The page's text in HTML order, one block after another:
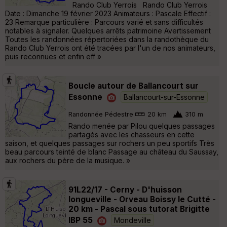
Rando Club Yerrois Rando Club Yerrois
Date : Dimanche 19 février 2023 Animateurs : Pascale Effectif :
23 Remarque particulière : Parcours varié et sans difficultés
notables à signaler. Quelques arrêts patrimoine Avertissement
Toutes les randonnées répertoriées dans la randothèque du
Rando Club Yerrois ont été tracées par l'un de nos animateurs,
puis reconnues et enfin eff »
Boucle autour de Ballancourt sur
Essonne
Ballancourt-sur-Essonne
Randonnée Pédestre 20 km 310 m
Rando menée par Pilou quelques passages
partagés avec les chasseurs en cette
saison, et quelques passages sur rochers un peu sportifs Très
beau parcours teinté de blanc Passage au château du Saussay,
aux rochers du père de la musique. »
91L22/17 - Cerny - D'huisson
longueville - Orveau Boissy le Cutté -
20 km - Pascal sous tutorat Brigitte
IBP 55
Mondeville